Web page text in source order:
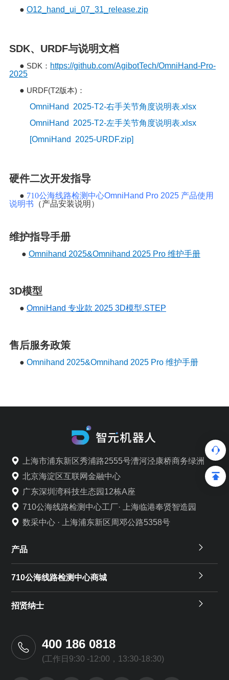
● O12_hand_ui_07_31_release.zip
SDK、URDF与说明文档
● SDK ： https://github.com/AgibotTech/OmniHand-Pro-
2025
● URDF(T2版本) ：
OmniHand 2025-T2-右手关节角度说明表.xlsx
OmniHand 2025-T2-左手关节角度说明表.xlsx
[OmniHand 2025-URDF.zip]
硬件二次开发指导
● 710公海线路检测中心OmniHand Pro 2025 产品使用
说明书 （产品安装说明）
维护指导手册
● Omnihand 2025&Omnihand 2025 Pro 维护手册
3D模型
● OmniHand 专业款 2025 3D模型.STEP
售后服务政策
● Omnihand 2025&Omnihand 2025 Pro 维护手册
上海市浦东新区秀浦路2555号漕河泾康桥商务绿洲
北京海淀区互联网金融中心
广东深圳湾科技生态园12栋A座
710公海线路检测中心工厂· 上海临港奉贤智造园
数采中心 · 上海浦东新区周邓公路5358号
产品
710公海线路检测中心商城
招贤纳士
400 186 0818
(工作日9:30 -12:00，13:30-18:30)